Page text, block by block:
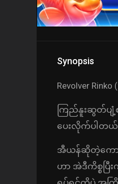
Synopsis
Revolver
ကြည်နူးဆွတ်ပျံ့
ပေးလိုက်ပါတယ်
အီယန်ဆိုတဲ့ကော
ဟာ အဲဒီကိစ္စပြီ